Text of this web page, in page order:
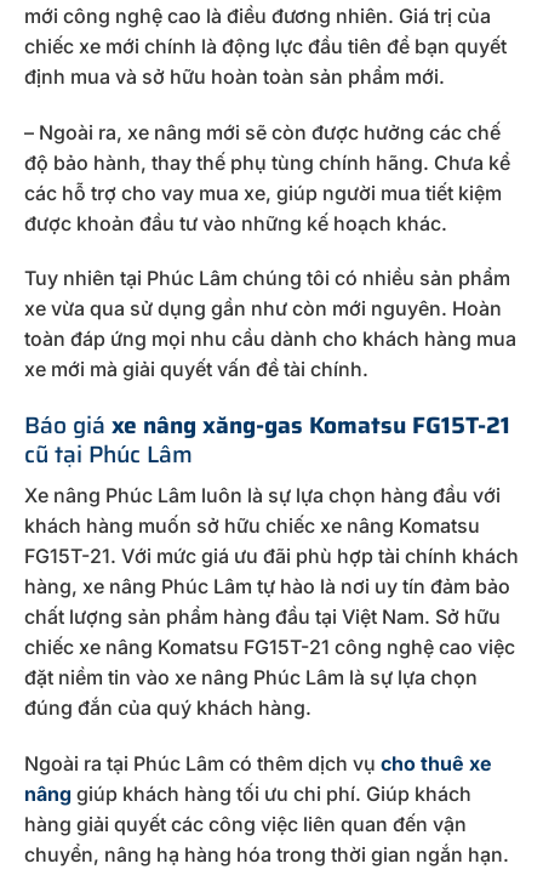
mới công nghệ cao là điều đương nhiên. Giá trị của
chiếc xe mới chính là động lực đầu tiên để bạn quyết
định mua và sở hữu hoàn toàn sản phẩm mới.
– Ngoài ra, xe nâng mới sẽ còn được hưởng các chế
độ bảo hành, thay thế phụ tùng chính hãng. Chưa kể
các hỗ trợ cho vay mua xe, giúp người mua tiết kiệm
được khoản đầu tư vào những kế hoạch khác.
Tuy nhiên tại Phúc Lâm chúng tôi có nhiều sản phẩm
xe vừa qua sử dụng gần như còn mới nguyên. Hoàn
toàn đáp ứng mọi nhu cầu dành cho khách hàng mua
xe mới mà giải quyết vấn đề tài chính.
Báo giá xe nâng xăng-gas Komatsu FG15T-21
cũ tại Phúc Lâm
Xe nâng Phúc Lâm luôn là sự lựa chọn hàng đầu với
khách hàng muốn sở hữu chiếc xe nâng Komatsu
FG15T-21. Với mức giá ưu đãi phù hợp tài chính khách
hàng, xe nâng Phúc Lâm tự hào là nơi uy tín đảm bảo
chất lượng sản phẩm hàng đầu tại Việt Nam. Sở hữu
chiếc xe nâng Komatsu FG15T-21 công nghệ cao việc
đặt niềm tin vào xe nâng Phúc Lâm là sự lựa chọn
đúng đắn của quý khách hàng.
Ngoài ra tại Phúc Lâm có thêm dịch vụ cho thuê xe
nâng giúp khách hàng tối ưu chi phí. Giúp khách
hàng giải quyết các công việc liên quan đến vận
chuyển, nâng hạ hàng hóa trong thời gian ngắn hạn.